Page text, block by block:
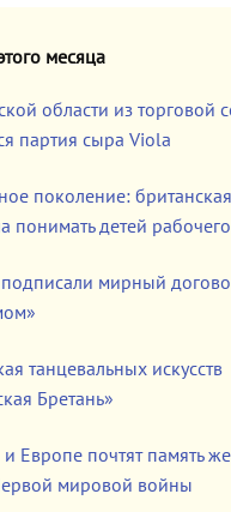
месяца
области из торговой
партия сыра Viola
поколение:
понимать детей
мирный
танцевальных искусств
Бретань»
Европе почтят память
мировой войны